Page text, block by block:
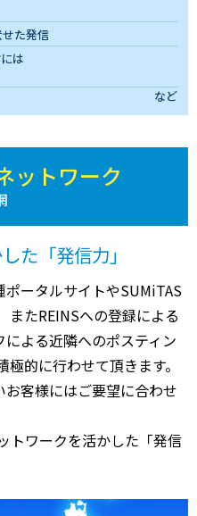
た発信
は
など
ットワーク
た「発信力」
ータルサイトやSUMiTAS
またREINSへの登録による
よる近隣へのポスティン
的に行わせて頂きます。
客様にはご要望に合わせ
トワークを活かした「発信